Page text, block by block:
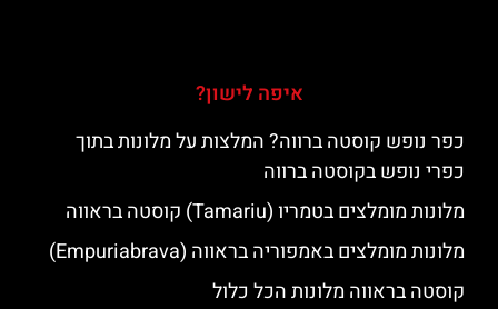
איפה לישון?
כפר נופש קוסטה ברווה? המלצות על מלונות בתוך
כפרי נופש בקוסטה ברווה
מלונות מומלצים בטמריו (Tamariu) קוסטה בראווה
מלונות מומלצים באמפוריה בראווה (Empuriabrava)
קוסטה בראווה מלונות הכל כלול